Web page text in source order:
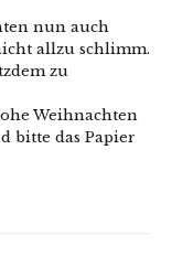
nun auch
allzu schlimm.
zu
Weihnachten
bitte das Papier